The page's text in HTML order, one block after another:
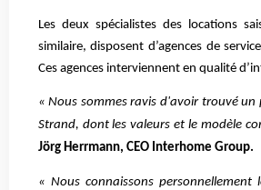
Les deux spécialistes des locations
similaire, disposent d’agences de
Ces agences interviennent en qualité
« Nous sommes ravis d'avoir trouvé
Strand, dont les valeurs et le modèle
Jörg Herrmann, CEO Interhome Group.
« Nous connaissons